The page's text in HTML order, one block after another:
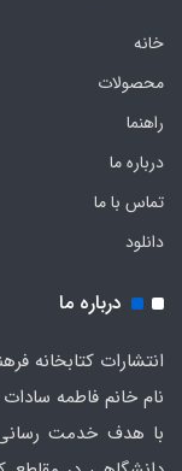
خانه
محصولات
راهنما
درباره ما
تماس با ما
دانلود
درباره ما
نام خانم فاطمه
با هدف خدمت